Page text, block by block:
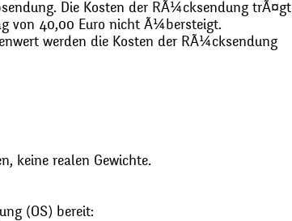
Die Kosten der RÃ¼cksendung trÃ¤gt
von 40,00 Euro nicht Ã¼bersteigt.
werden die Kosten der RÃ¼cksendung
keine realen Gewichte.
(OS) bereit: